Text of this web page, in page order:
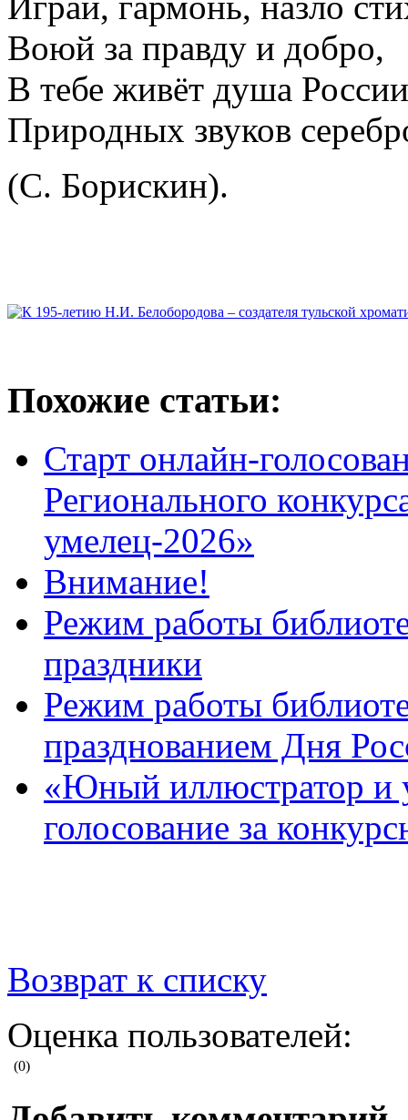
Воюй за правду и добро,
В тебе живёт душа
Природных звуков
(С. Борискин).
Похожие статьи:
Старт онлайн-
Регионального
умелец-2026»
Внимание!
Режим работы
праздники
Режим работы
празднованием Дня
«Юный иллюстратор и
голосование за
Возврат к списку
Оценка пользователей:
(0)